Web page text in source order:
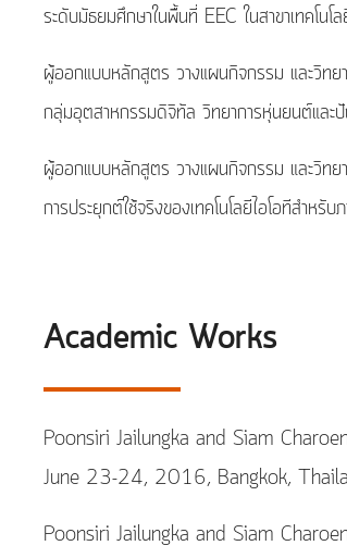
ระดับมัธยมศึกษาในพื้นที่ EEC ในสาขาเทค
ผู้ออกแบบหลักสูตร วางแผนกิจกรรม และวิทย
กลุ่มอุตสาหกรรมดิจิทัล วิทยาการหุ่นยนต์และ
ผู้ออกแบบหลักสูตร วางแผนกิจกรรม และวิทย
การประยุกต์ใช้จริงของเทคโนโลยีไอโอทีสำห
Academic Works
Poonsiri Jailungka and Siam
June 23-24, 2016, Bangkok,
Poonsiri Jailungka and Siam